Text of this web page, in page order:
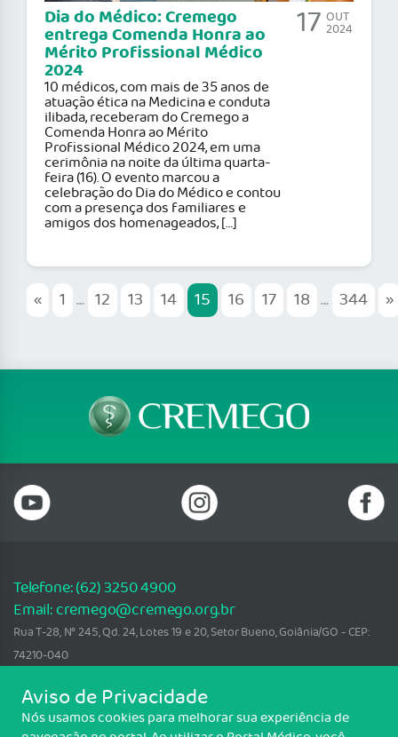
Dia do Médico: Cremego
entrega Comenda Honra ao
Mérito Profissional Médico
2024
10 médicos, com mais de 35 anos de
atuação ética na Medicina e conduta
ilibada, receberam do Cremego a
Comenda Honra ao Mérito
Profissional Médico 2024, em uma
cerimônia na noite da última quarta-
feira (16). O evento marcou a
celebração do Dia do Médico e contou
com a presença dos familiares e
amigos dos homenageados, […]
17 OUT
2024
« 1 ... 12 13 14 15 16 17 18 ... 344 »
Telefone: (62) 3250 4900
Email: cremego@cremego.org.br
Rua T-28, N° 245, Qd. 24, Lotes 19 e 20, Setor Bueno, Goiânia/GO - CEP:
74210-040
Copyright CREMEGO. Todos os direitos reservados.
Aviso de Privacidade
Nós usamos cookies para melhorar sua experiência de